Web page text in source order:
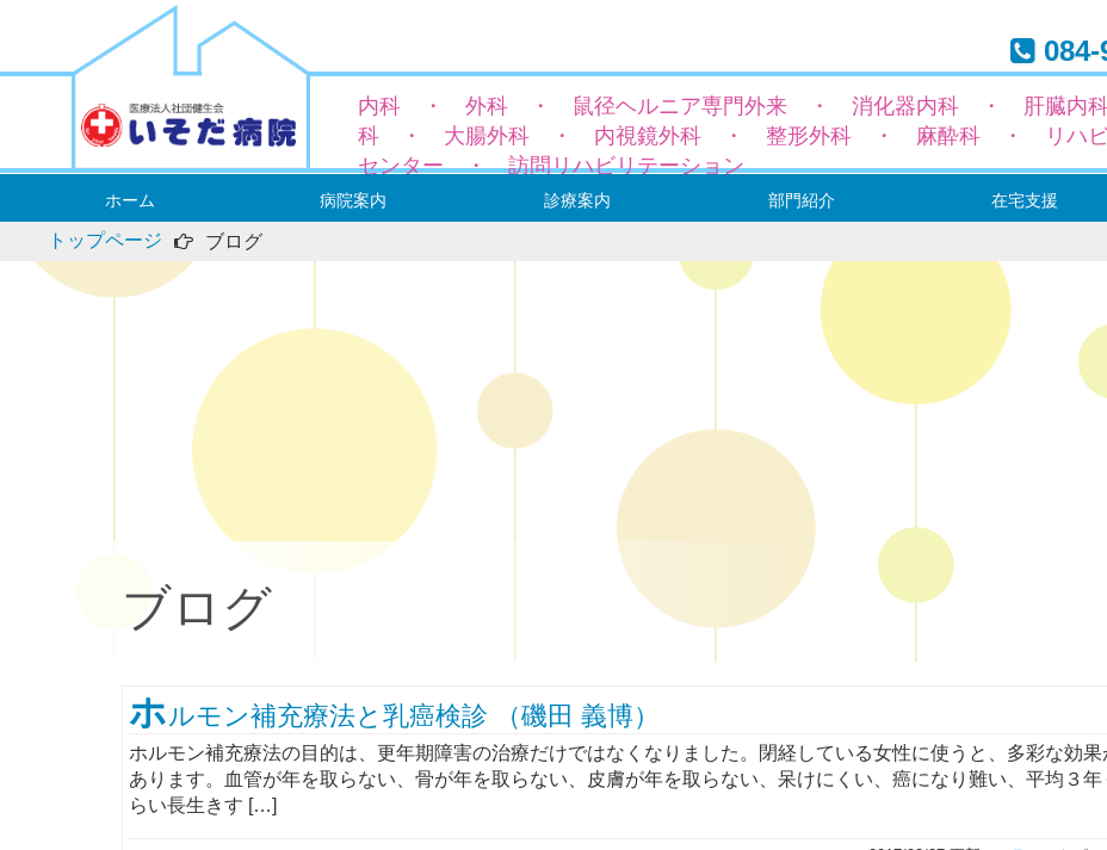
内科 ・ 外科 ・ 鼠径ヘルニア専門外来 ・ 消化器内科 ・ 肝臓内
科 ・ 大腸外科 ・ 内視鏡外科 ・ 整形外科 ・ 麻酔科 ・ リハビ
センター ・ 訪問リハビリテーション
ホーム 病院案内 診療案内 部門紹介 在宅支援
トップページ ブログ
ブログ
ホルモン補充療法と乳癌検診 （磯田 義博）
ホルモン補充療法の目的は、更年期障害の治療だけではなくなりました。閉経している女性に使うと、多彩な効果
あります。血管が年を取らない、骨が年を取らない、皮膚が年を取らない、呆けにくい、癌になり難い、平均３年
らい長生きす […]